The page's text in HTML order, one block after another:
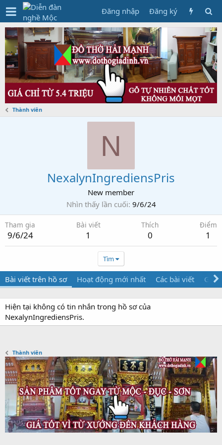
Đăng nhập Đăng ký
Thành viên
N
NexalynIngrediensPris
New member
Nhìn thấy lần cuối 9/6/24
Tham gia
9/6/24
Bài viết
1
Thích
0
Điểm
1
Tìm
Bài viết trên hồ sơ Hoạt động mới nhất Các bài viết Giới
Hiện tại không có tin nhắn trong hồ sơ của
NexalynIngrediensPris.
Thành viên